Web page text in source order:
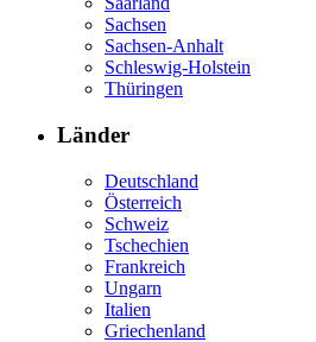
Sachsen
Sachsen-Anhalt
Schleswig-Holstein
Thüringen
Länder
Deutschland
Österreich
Schweiz
Tschechien
Frankreich
Ungarn
Italien
Griechenland